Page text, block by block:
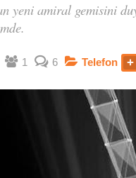
yeni amiral gemisini
1 6 Telefon